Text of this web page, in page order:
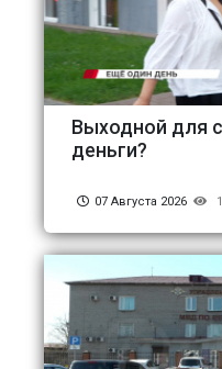
Выходной для
деньги?
07 Августа 2026